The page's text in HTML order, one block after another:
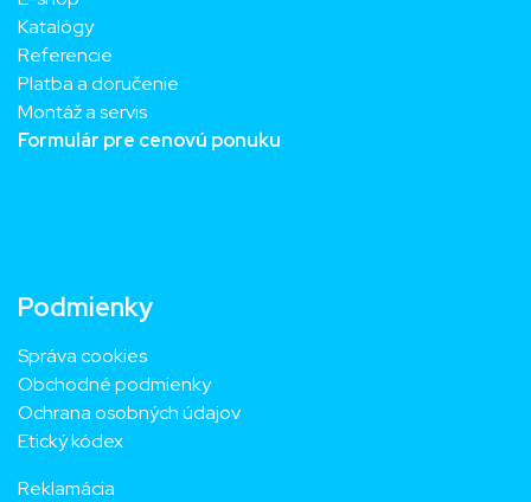
Katalógy
Referencie
Platba a doručenie
Montáž a servis
Formulár pre cenovú ponuku
Podmienky
Správa cookies
Obchodné podmienky
Ochrana osobných údajov
Etický kódex
Reklamácia